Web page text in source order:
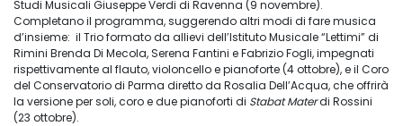
Studi Musicali Giuseppe Verdi di Ravenna (9 novembre).
Completano il programma, suggerendo altri modi di fare musica
d’insieme: il Trio formato da allievi dell’Istituto Musicale “Lettimi” di
Rimini Brenda Di Mecola, Serena Fantini e Fabrizio Fogli, impegnati
rispettivamente al flauto, violoncello e pianoforte (4 ottobre), e il Coro
del Conservatorio di Parma diretto da Rosalia Dell’Acqua, che offrirà
la versione per soli, coro e due pianoforti di Stabat Materdi Rossini
(23 ottobre).